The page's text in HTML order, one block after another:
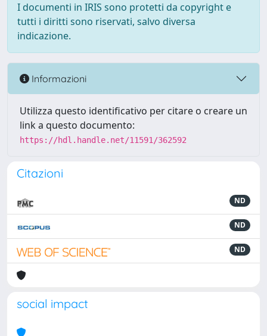
I documenti in IRIS sono protetti da copyright e
tutti i diritti sono riservati, salvo diversa
indicazione.
Informazioni
Utilizza questo identificativo per citare o creare un
link a questo documento:
https://hdl.handle.net/11591/362592
Citazioni
ND
ND
ND
social impact